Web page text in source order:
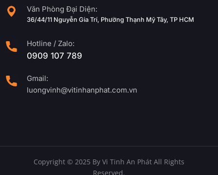
Văn Phòng Đại Diện:
36/44/11 Nguyễn Gia Trí, Phường Thạnh Mỹ Tây, TP HCM
Hotline / Zalo:
0909 107 789
Gmail:
luongvinh@vitinhanphat.com.vn
Copyright © 2025 By Vi Tinh An Phát All Rights
Reserved.